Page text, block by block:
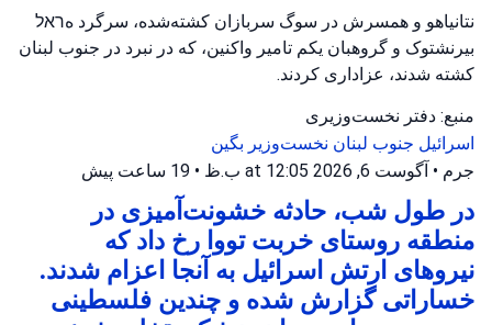
نتانیاهو و همسرش در سوگ سربازان کشته‌شده، سرگرد هראל
بیرنشتوک و گروهبان یکم تامیر واکنین، که در نبرد در جنوب لبنان
کشته شدند، عزاداری کردند.
منبع: دفتر نخست‌وزیری
اسرائیل جنوب لبنان نخست‌وزیر بگین
جرم • آگوست 6, 2026 at 12:05 ب.ظ • 19 ساعت پیش
در طول شب، حادثه خشونت‌آمیزی در
منطقه روستای خربت تووا رخ داد که
نیروهای ارتش اسرائیل به آنجا اعزام شدند.
خساراتی گزارش شده و چندین فلسطینی